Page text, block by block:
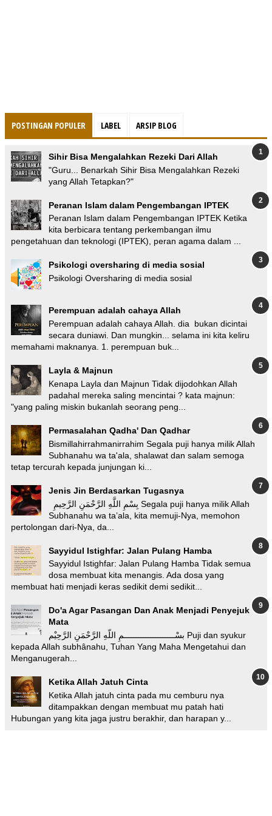
POSTINGAN POPULER LABEL ARSIP BLOG
Sihir Bisa Mengalahkan Rezeki Dari Allah
"Guru... Benarkah Sihir Bisa Mengalahkan Rezeki
yang Allah Tetapkan?"
Peranan Islam dalam Pengembangan IPTEK
Peranan Islam dalam Pengembangan IPTEK Ketika
kita berbicara tentang perkembangan ilmu
pengetahuan dan teknologi (IPTEK), peran agama dalam ...
Psikologi oversharing di media sosial
Psikologi Oversharing di media sosial
Perempuan adalah cahaya Allah
Perempuan adalah cahaya Allah. dia bukan dicintai
secara duniawi. Dan mungkin... selama ini kita keliru
memahami maknanya. 1. perempuan buk...
Layla & Majnun
Kenapa Layla dan Majnun Tidak dijodohkan Allah
padahal mereka saling mencintai ? kata majnun:
"yang paling miskin bukanlah seorang peng...
Permasalahan Qadha' Dan Qadhar
Bismillahirrahmanirrahim Segala puji hanya milik Allah
Subhanahu wa ta'ala, shalawat dan salam semoga
tetap tercurah kepada junjungan ki...
Jenis Jin Berdasarkan Tugasnya
Subhanahu wa ta’ala, kita memuji-Nya, memohon
pertolongan dari-Nya, da...
Sayyidul Istighfar: Jalan Pulang Hamba
Sayyidul Istighfar: Jalan Pulang Hamba Tidak semua
dosa membuat kita menangis. Ada dosa yang
membuat hati menjadi keras sedikit demi sedikit...
Do'a Agar Pasangan Dan Anak Menjadi Penyejuk
Mata
بسْـــــــــــــــــــــمِ اللّهِ الرَّحْمَنِ الرَّحِيْم Puji dan syukur
kepada Allah subhânahu, Tuhan Yang Maha Mengetahui dan
Menganugerah...
Ketika Allah Jatuh Cinta
Ketika Allah jatuh cinta pada mu cemburu nya
ditampakkan dengan membuat mu patah hati
Hubungan yang kita jaga justru berakhir, dan harapan y...